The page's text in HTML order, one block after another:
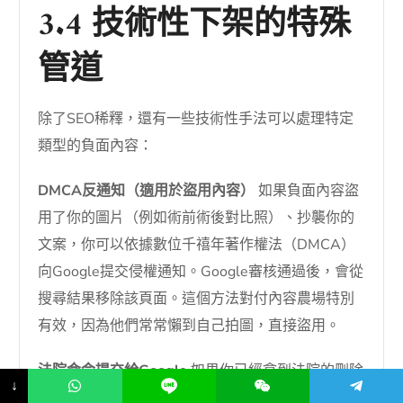
3.4 技術性下架的特殊
管道
除了SEO稀釋，還有一些技術性手法可以處理特定
類型的負面內容：
DMCA反通知（適用於盜用內容）
如果負面內容盜
用了你的圖片（例如術前術後對比照）、抄襲你的
文案，你可以依據數位千禧年著作權法（DMCA）
向Google提交侵權通知。Google審核通過後，會從
搜尋結果移除該頁面。這個方法對付內容農場特別
有效，因為他們常常懶到自己拍圖，直接盜用。
法院命令提交給Google如果你已經拿到法院的刪除
命令（例如誹謗罪成立的判決書），可以透過
↓